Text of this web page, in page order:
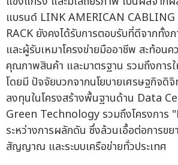
แบรนด์ LINK AMERICAN CABLING
RACK ยังคงได้รับการตอบรับที่ดีจากทั้ง
และผู้รับเหมาโครงข่ายมืออาชีพ สะท้อนค
คุณภาพสินค้า และมาตรฐาน รวมถึงการ
โดยมี ปัจจัยบวกจากนโยบายเศรษฐกิจดิ
ลงทุนในโครงสร้างพื้นฐานด้าน Data
Green Technology รวมถึงโครงการ
ระหว่างการผลักดัน ซึ่งล้วนเอื้อต่อการข
สัญญาณ และระบบเครือข่ายทั่วประเทศ